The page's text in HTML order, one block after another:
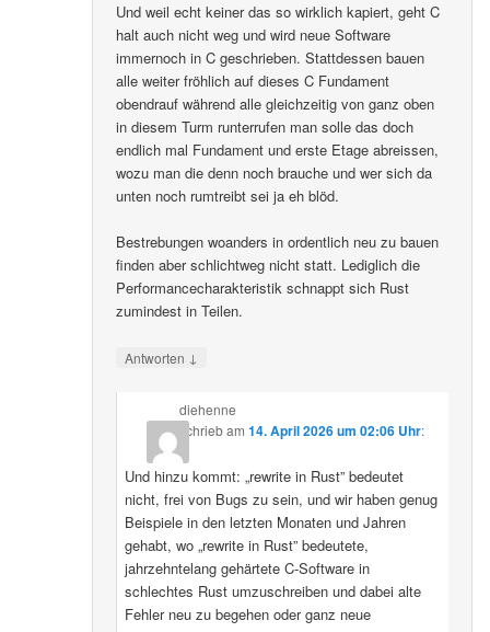
Und weil echt keiner das so wirklich kapiert, geht C
halt auch nicht weg und wird neue Software
immernoch in C geschrieben. Stattdessen bauen
alle weiter fröhlich auf dieses C Fundament
obendrauf während alle gleichzeitig von ganz oben
in diesem Turm runterrufen man solle das doch
endlich mal Fundament und erste Etage abreissen,
wozu man die denn noch brauche und wer sich da
unten noch rumtreibt sei ja eh blöd.
Bestrebungen woanders in ordentlich neu zu bauen
finden aber schlichtweg nicht statt. Lediglich die
Performancecharakteristik schnappt sich Rust
zumindest in Teilen.
Antworten ↓
diehenne
schriebam 14. April 2026 um 02:06 Uhr:
Und hinzu kommt: „rewrite in Rust” bedeutet
nicht, frei von Bugs zu sein, und wir haben genug
Beispiele in den letzten Monaten und Jahren
gehabt, wo „rewrite in Rust” bedeutete,
jahrzehntelang gehärtete C-Software in
schlechtes Rust umzuschreiben und dabei alte
Fehler neu zu begehen oder ganz neue